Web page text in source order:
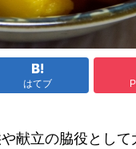
はてブ
献立の脇役として